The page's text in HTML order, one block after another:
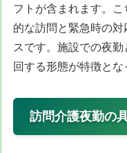
フトが含まれます。
的な訪問と緊急時の
スです。施設での夜
回する形態が特徴とな
訪問介護夜勤の